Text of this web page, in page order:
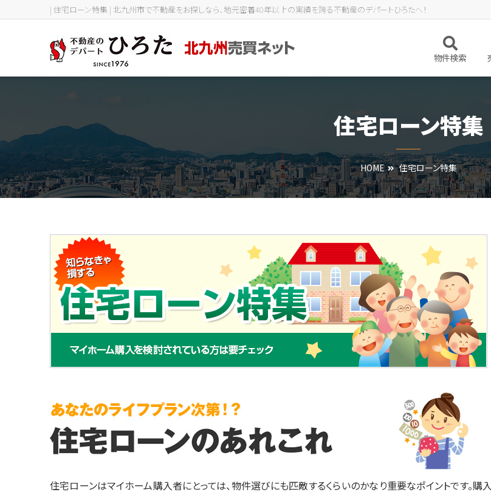
| 住宅ローン特集 | 北九州市で不動産をお探しなら、地元密着40年以上の実績を誇る不動産のデパートひろたへ！
物件検索
一戸建てを検索 マンションを検索 土地を検索
新築戸建て一覧
4LDK以上の一戸建て
4LDK以上のマンション
リフォーム済みマンション 60坪以上の土地 ひろたオススメ新築YUMIE
住まい探しサポートサービス 不動産Q&A 住宅ローン特集
売りたい方へ
スタッフ紹介 会社概要
トップメッ
事業内容
ひろたの
住宅ローン特集
HOME 住宅ローン特集
住宅ローンはマイホーム購入者にとっては、物件選びにも匹敵するくらいのかなり重要なポイントです。購